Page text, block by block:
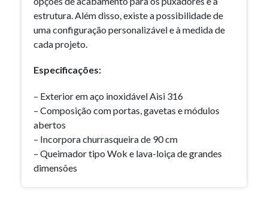
estrutura. Além disso, existe a possibilidade de
uma configuração personalizável e à medida de
cada projeto.
Especificações:
– Exterior em aço inoxidável Aisi 316
– Composição com portas, gavetas e módulos
abertos
– Incorpora churrasqueira de 90 cm
– Queimador tipo Wok e lava-loiça de grandes
dimensões